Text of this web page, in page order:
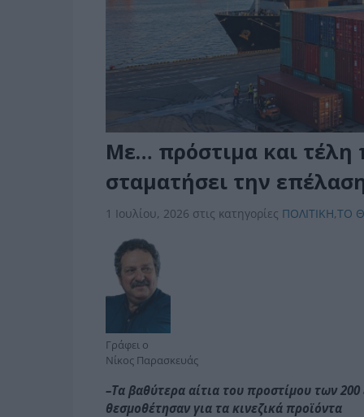
Με… πρόστιμα και
σταματήσει την
1 Ιουλίου, 2026 στις κατηγορίες ΠΟΛΙΤΙΚΗ,ΤΟ
Γράφει ο
Νίκος Παρασκευάς
–Τα βαθύτερα αίτια του προστίμου των
θεσμοθέτησαν για τα κινεζικά προϊόντα